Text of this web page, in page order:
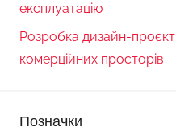
експлуатацію
Розробка дизайн-
комерційних просторів
Позначки